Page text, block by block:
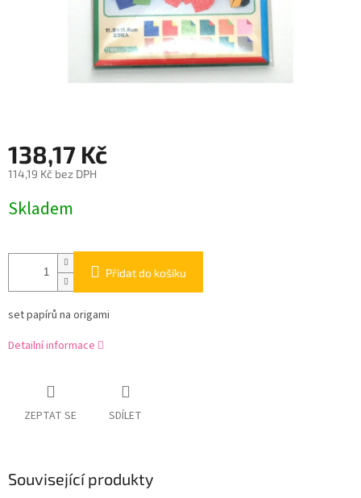
138,17 Kč
114,19 Kč bez DPH
cena:
Skladem
Přidat do košíku
set papírů na origami
Detailní informace
ZEPTAT SE SDÍLET
Související produkty